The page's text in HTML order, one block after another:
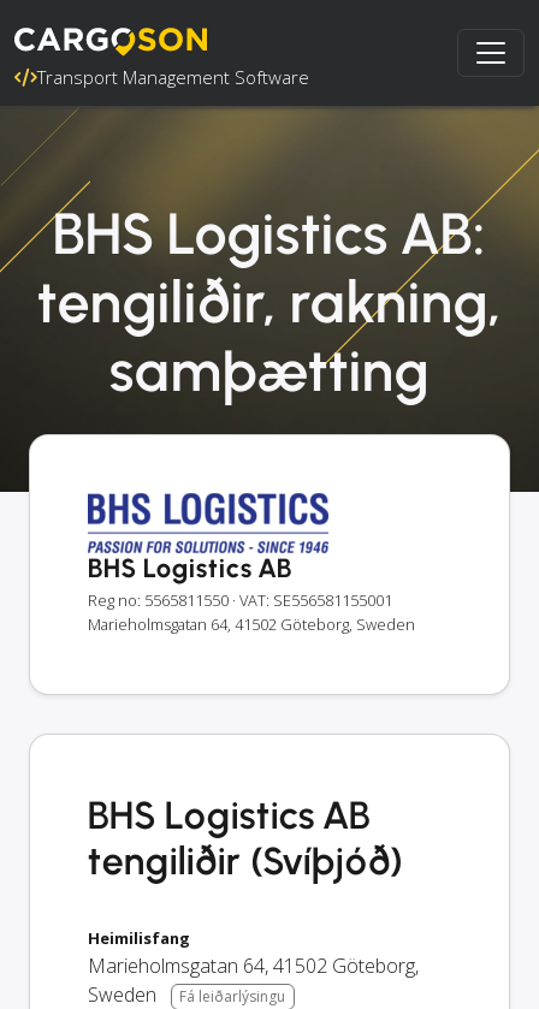
Transport Management Software
BHS Logistics AB:
tengiliðir, rakning,
samþætting
BHS Logistics AB
Reg no: 5565811550 · VAT: SE556581155001
Marieholmsgatan 64, 41502 Göteborg, Sweden
BHS Logistics AB
tengiliðir (Svíþjóð)
Heimilisfang
Marieholmsgatan 64,41502 Göteborg,
Sweden
Fá leiðarlýsingu